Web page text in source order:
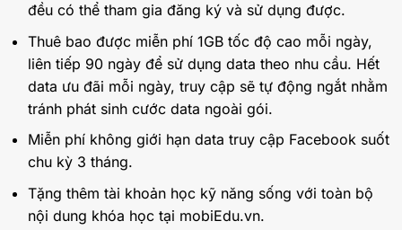
đều có thể tham gia đăng ký và sử dụng được.
Thuê bao được miễn phí 1GB tốc độ cao mỗi ngày,
liên tiếp 90 ngày để sử dụng data theo nhu cầu. Hết
data ưu đãi mỗi ngày, truy cập sẽ tự động ngắt nhằm
tránh phát sinh cước data ngoài gói.
Miễn phí không giới hạn data truy cập Facebook suốt
chu kỳ 3 tháng.
Tặng thêm tài khoản học kỹ năng sống với toàn bộ
nội dung khóa học tại mobiEdu.vn.